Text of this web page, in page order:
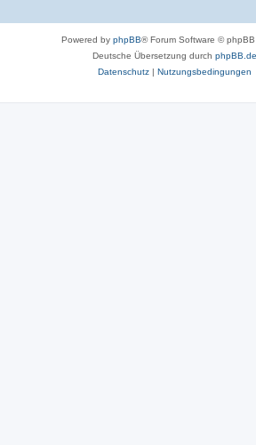
Powered by phpBB® Forum Software © phpBB
Deutsche Übersetzung durch phpBB.de
Datenschutz| Nutzungsbedingungen